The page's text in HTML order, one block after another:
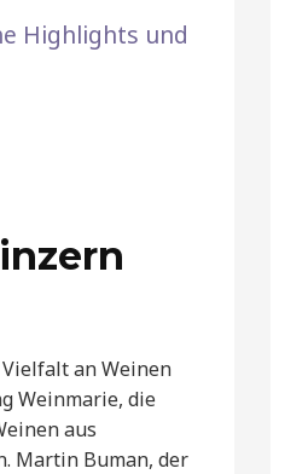
Highlights und
an Weinen
Weinmarie, die
aus
Martin Buman, der